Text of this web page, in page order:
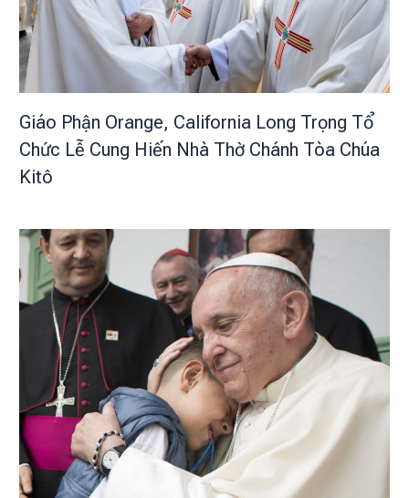
Giáo Phận Orange, California Long Trọng Tổ
Chức Lễ Cung Hiến Nhà Thờ Chánh Tòa Chúa
Kitô